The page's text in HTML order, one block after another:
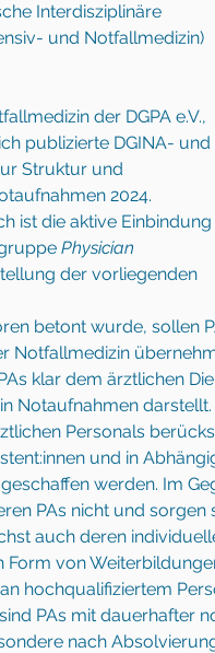
Interdisziplinäre
und Notfallmedizin)
der DGPA e.V.,
publizierte DGINA- und
Struktur und
2024.
ist die aktive Einbindung
Physician
der vorliegenden
betont wurde, sollen
Notfallmedizin
klar dem ärztlichen
Notaufnahmen
Personals
und in
werden. Im
PAs nicht und
auch deren
Form von
hochqualifiziertem
PAs mit dauerhafter
nach